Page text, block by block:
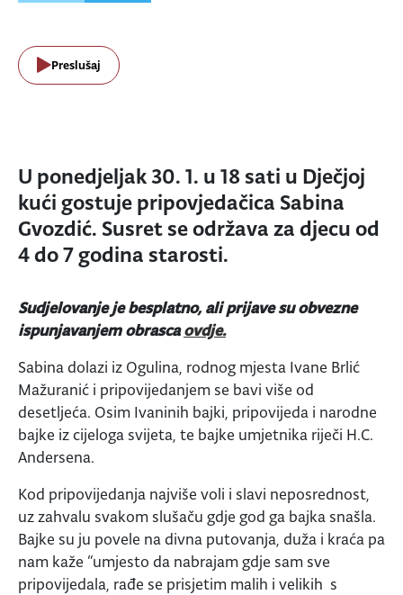
Preslušaj
U ponedjeljak 30. 1. u 18 sati u Dječjoj
kući gostuje pripovjedačica Sabina
Gvozdić. Susret se održava za djecu od
4 do 7 godina starosti.
Sudjelovanje je besplatno, aliprijave su obvezne
ispunjavanjem obrascaovdje.
Sabina dolazi iz Ogulina, rodnog mjesta Ivane Brlić
Mažuranić i pripovijedanjem se bavi više od
desetljeća. Osim Ivaninih bajki, pripovijeda i narodne
bajke iz cijeloga svijeta, te bajke umjetnika riječi H.C.
Andersena.
Kod pripovijedanja najviše voli i slavi neposrednost,
uz zahvalu svakom slušaču gdje god ga bajka snašla.
Bajke su ju povele na divna putovanja, duža i kraća pa
nam kaže “umjesto da nabrajam gdje sam sve
pripovijedala, rađe se prisjetim malih i velikih s